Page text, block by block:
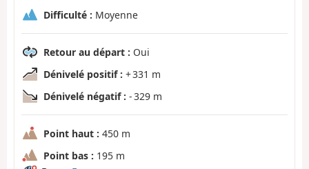
Difficulté : Moyenne
Retour au départ : Oui
Dénivelé positif : + 331 m
Dénivelé négatif : - 329 m
Point haut : 450 m
Point bas : 195 m